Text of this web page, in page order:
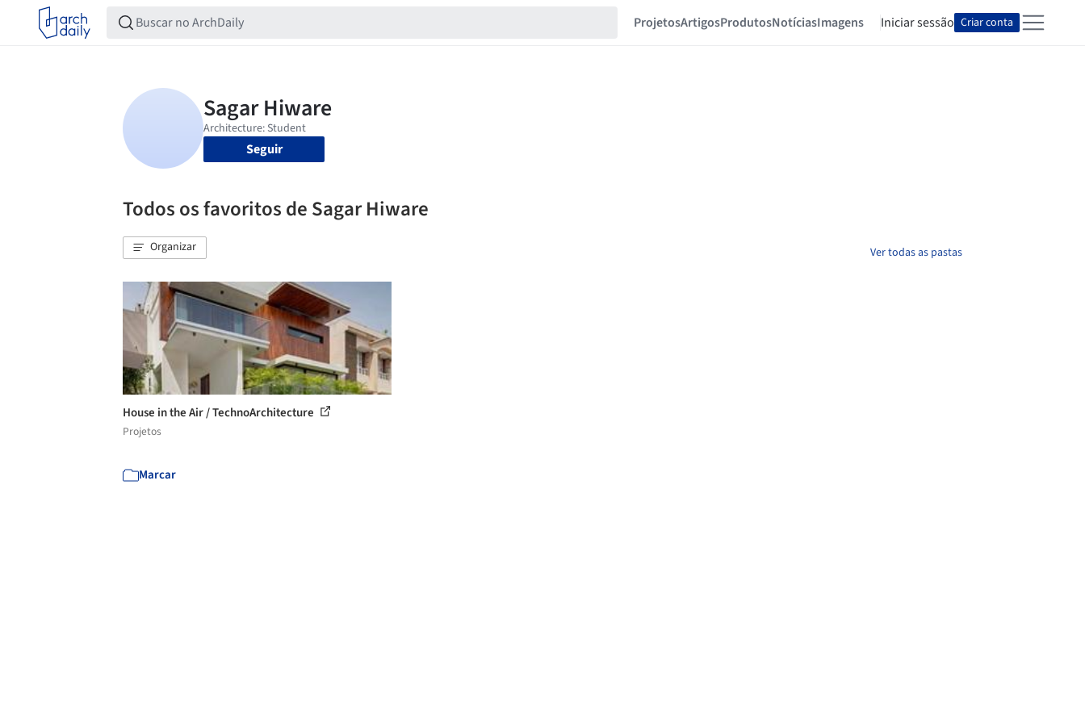
ProjetosArtigosProdutosNotíciasImagens Iniciar sessão Criar conta
Seguir
Todos os favoritos de Sagar Hiware
Organizar Ver todas as pastas
House in the Air / TechnoArchitecture
Projetos
Marcar